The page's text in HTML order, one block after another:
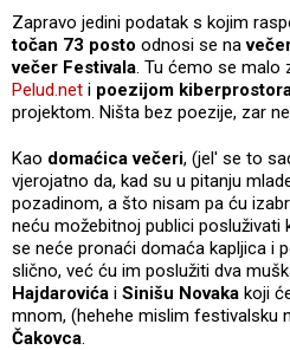
Zapravo jedini podatak s kojim
točan 73 posto odnosi se na
večer Festivala. Tu ćemo se malo
Pelud.net i poezijom
projektom. Ništa bez poezije, zar
Kao domaćica večeri, (jel' se to
vjerojatno da, kad su u pitanju
pozadinom, a što nisam pa ću
neću možebitnoj publici posluživati
se neće pronaći domaća kapljica i
slično, već ću im poslužiti dva
Hajdarovića i Sinišu Novaka koji
mnom, (hehehe mislim festivalsku
Čakovca.